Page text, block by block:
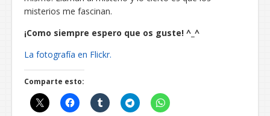
misterios me fascinan.
¡Como siempre espero que os guste! ^_^
La fotografía en Flickr.
Comparte esto: